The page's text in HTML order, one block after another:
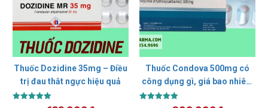
Thuốc Dozidine 35mg – Điều
trị đau thắt ngực hiệu quả
Thuốc Condova 500mg có
công dụng gì, giá bao nhiêu,
mua ở đâu?
Được xếp